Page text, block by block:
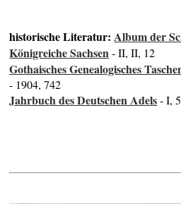
historische Literatur:Album der
Königreiche Sachsen- II, II, 12
Gothaisches Genealogisches
- 1904, 742
Jahrbuch des Deutschen Adels- I,